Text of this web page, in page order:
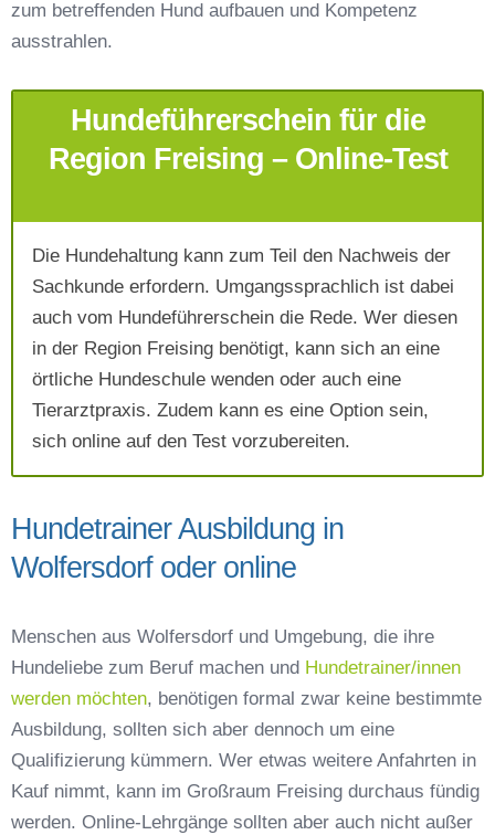
Telefonnummer*
Mit Absenden der Daten akzeptiere ich die
AGB`s.
Absenden
zum betreffenden Hund aufbauen und Kompetenz
ausstrahlen.
Hundeführerschein für die
Region Freising – Online-Test
Die Hundehaltung kann zum Teil den Nachweis der
Sachkunde erfordern. Umgangssprachlich ist dabei
auch vom Hundeführerschein die Rede. Wer diesen
in der Region Freising benötigt, kann sich an eine
örtliche Hundeschule wenden oder auch eine
Tierarztpraxis. Zudem kann es eine Option sein,
sich online auf den Test vorzubereiten.
Hundetrainer Ausbildung in
Wolfersdorf oder online
Menschen aus Wolfersdorf und Umgebung, die ihre
Hundeliebe zum Beruf machen und Hundetrainer/innen
werden möchten, benötigen formal zwar keine bestimmte
Ausbildung, sollten sich aber dennoch um eine
Qualifizierung kümmern. Wer etwas weitere Anfahrten in
Kauf nimmt, kann im Großraum Freising durchaus fündig
werden. Online-Lehrgänge sollten aber auch nicht außer